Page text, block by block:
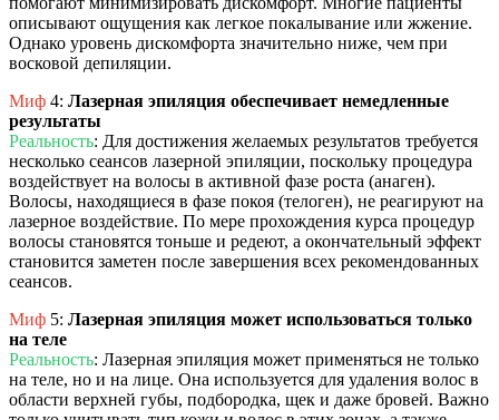
описывают ощущения как легкое покалывание или жжение.
Однако уровень дискомфорта значительно ниже, чем при
восковой депиляции.
Миф 4: Лазерная эпиляция обеспечивает немедленные
результаты
Реальность: Для достижения желаемых результатов требуется
несколько сеансов лазерной эпиляции, поскольку процедура
воздействует на волосы в активной фазе роста (анаген).
Волосы, находящиеся в фазе покоя (телоген), не реагируют на
лазерное воздействие. По мере прохождения курса процедур
волосы становятся тоньше и редеют, а окончательный эффект
становится заметен после завершения всех рекомендованных
сеансов.
Миф 5: Лазерная эпиляция может использоваться только
на теле
Реальность: Лазерная эпиляция может применяться не только
на теле, но и на лице. Она используется для удаления волос в
области верхней губы, подбородка, щек и даже бровей. Важно